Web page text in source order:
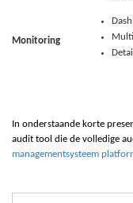
Monitoring
In onderstaande korte
audit tool die de volledige
managementsysteem